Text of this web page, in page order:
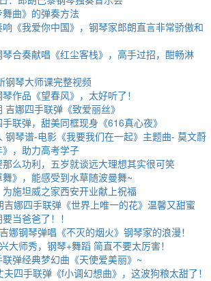
曲》的弹奏方法
《我爱你中国》，钢琴家郎朗直言非常骄傲和
合奏献唱《红尘客栈》，高手过招，酣畅淋
钢琴大师课完整视频
作品《望春风》，太好听了！
娜四手联弹《致爱丽丝》
联弹，甜美同框现身《616真心夜》
钢琴谱-电影《我要我们在一起》主题曲- 莫文蔚
，助力高考学子
么功利，五岁就谈远大理想其实很可笑
》，能感受到水草随波曼舞~
施坦威之家西安开业献上祝福
吉娜四手联弹《世界上唯一的花》温馨又甜蜜
当爸爸了！！
娜钢琴弹唱《不灭的烟火》钢琴家的浪漫！
大师秀，钢琴+舞蹈 简直不要太厉害！
弹经典梦幻曲《天使爱美丽》~
四手联弹《f小调幻想曲》，这波狗粮太甜了！